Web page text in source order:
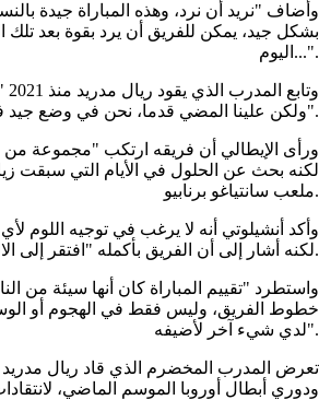
وأضاف "نريد أن نرد، وهذه المباراة جيدة
بشكل جيد، يمكن للفريق أن يرد بقوة بعد تلك
اليوم...".
ولكن علينا المضي قدما، نحن في وضع جيد في جميع المسابقات".
ورأى الإيطالي أن فريقه ارتكب "مجموعة من
لكنه بحث عن الحلول في الأيام التي سبقت
ملعب سانتياغو برنابيو.
وأكد أنشيلوتي أنه لا يرغب في توجيه اللوم
لكنه أشار إلى أن الفريق بأكمله "افتقر إلى الالتزام" في الدفاع.
واستطرد "تقييم المباراة كان أنها سيئة من
خطوط الفريق، وليس فقط في الهجوم أو
لدي شيء آخر لأضيفه".
تعرض المدرب المخضرم الذي قاد ريال مدريد
ودوري أبطال أوروبا الموسم الماضي،